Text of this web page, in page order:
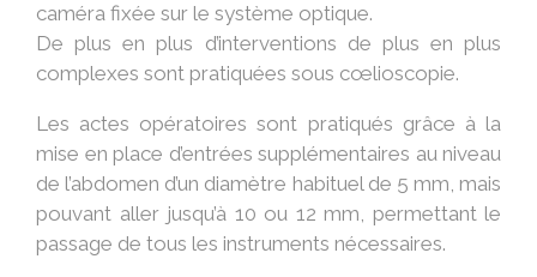
caméra fixée sur le système optique.
De plus en plus d’interventions de plus en plus
complexes sont pratiquées sous cœlioscopie.
Les actes opératoires sont pratiqués grâce à la
mise en place d’entrées supplémentaires au niveau
de l’abdomen d’un diamètre habituel de 5 mm, mais
pouvant aller jusqu’à 10 ou 12 mm, permettant le
passage de tous les instruments nécessaires.